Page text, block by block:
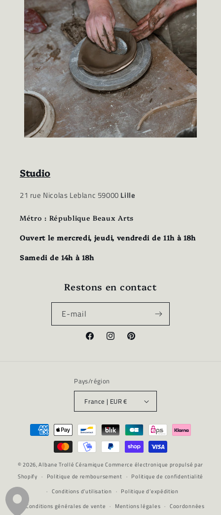
Studio
21 rue Nicolas Leblanc 59000 Lille
Métro : République Beaux Arts
Ouvert le mercredi, jeudi, vendredi de 11h à 18h
Samedi de 14h à 18h
Restons en contact
E-mail
FacebookInstagramPinterest
Pays/région
France | EUR €
Moyens
© 2026,Albane Trollé Céramique Commerce électronique propulsé par
Shopify
Politique de remboursement
Politique de confidentialité
Conditions d’utilisation
Politique d’expédition
Conditions générales de vente
Mentions légales Coordonnées